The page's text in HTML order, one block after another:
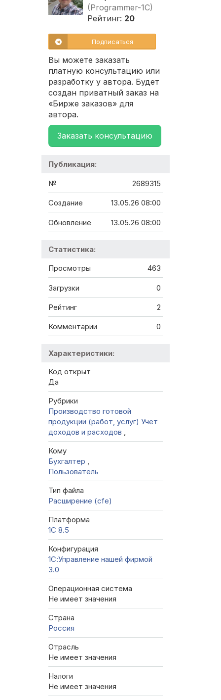
(Programmer-1C)
Рейтинг: 20
Подписаться
Вы можете заказать
платную консультацию или
разработку у автора. Будет
создан приватный заказ на
«Бирже заказов» для
автора.
Заказать консультацию
Публикация:
№ 2689315
Создание 13.05.26 08:00
Обновление 13.05.26 08:00
Статистика:
Просмотры 463
Загрузки 0
Рейтинг 2
Комментарии 0
Характеристики:
Код открыт
Да
Рубрики
Производство готовой
продукции (работ, услуг) Учет
доходов и расходов ,
Кому
Бухгалтер ,
Пользователь
Тип файла
Расширение (cfe)
Платформа
1С 8.5
Конфигурация
1С:Управление нашей фирмой
3.0
Операционная система
Не имеет значения
Страна
Россия
Отрасль
Не имеет значения
Налоги
Не имеет значения